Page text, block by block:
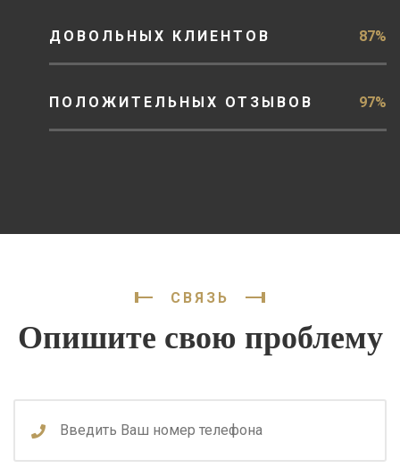
ДОВОЛЬНЫХ КЛИЕНТОВ 87%
ПОЛОЖИТЕЛЬНЫХ ОТЗЫВОВ 97%
СВЯЗЬ
Опишите свою проблему